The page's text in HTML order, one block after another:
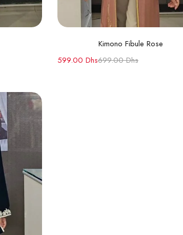
Choix des options
Kimono Fibule Rose
699.00Dhs
599.00 Dhs